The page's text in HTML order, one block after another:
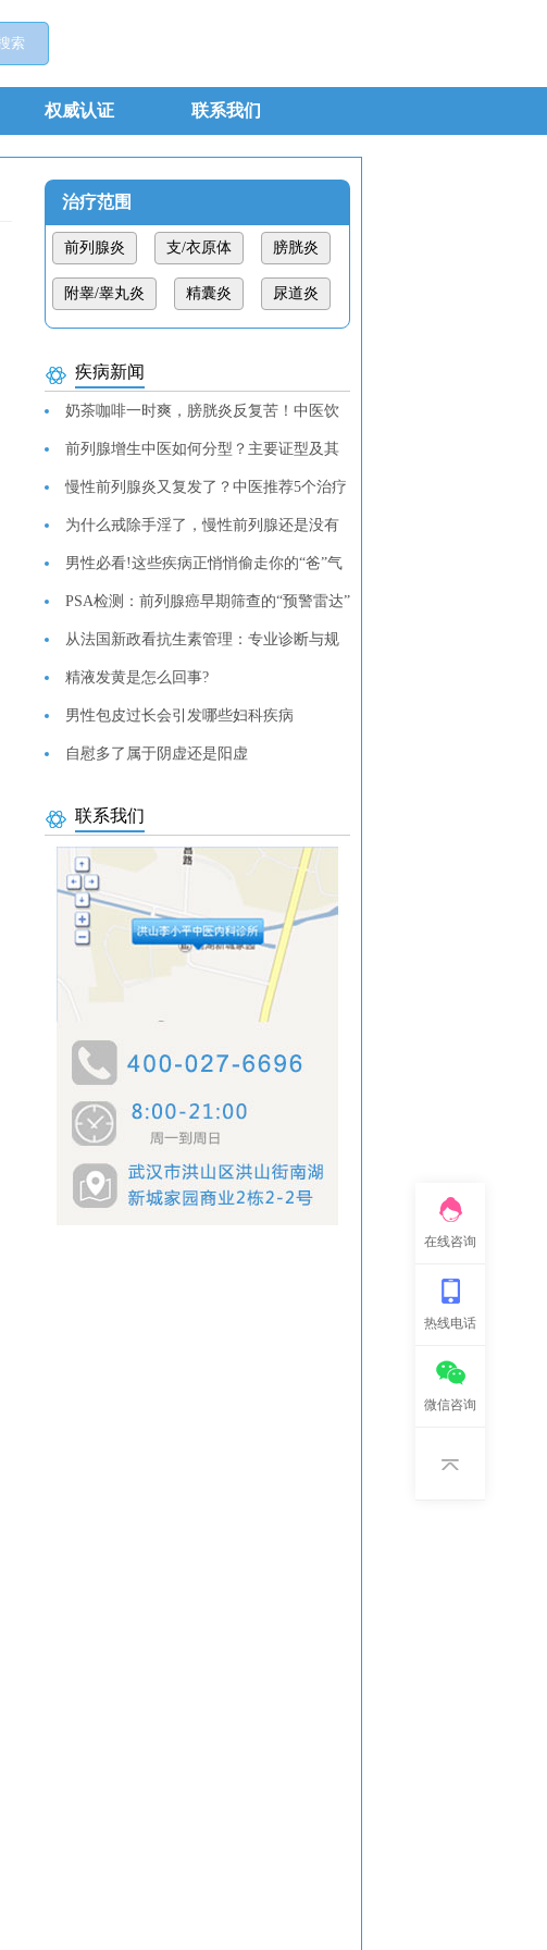
权威认证 联系我们
在线咨询
热线电话
微信咨询
治疗范围
前列腺炎 支/衣原体 膀胱炎
附睾/睾丸炎 精囊炎 尿道炎
疾病新闻
奶茶咖啡一时爽，膀胱炎反复苦！中医饮
食调理教你找回清爽！
前列腺增生中医如何分型？主要证型及其
诊断特征
慢性前列腺炎又复发了？中医推荐5个治疗
前列腺疾病的中药方剂
为什么戒除手淫了，慢性前列腺还是没有
好？男性必看!这些疾病正悄悄偷走你的“爸”气
PSA检测：前列腺癌早期筛查的“预警雷达”
从法国新政看抗生素管理：专业诊断与规
范使用的重要性
精液发黄是怎么回事?
男性包皮过长会引发哪些妇科疾病
自慰多了属于阴虚还是阳虚
联系我们